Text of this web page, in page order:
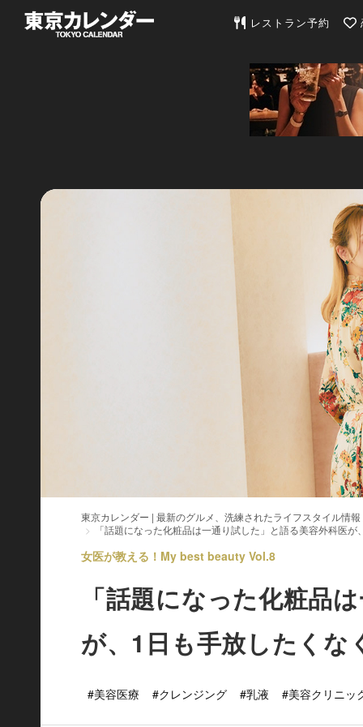
東京カレンダー | 最新
レストラン予約
東京カレンダー | 最新のグルメ、洗練されたライフスタイル情報
「話題になった化粧品は一通り試した」と語る美容外科医
女医が教える！My best beauty Vol.8
「話題になった化粧品
が、1日も手放したく
#美容医療 #クレンジング #乳液 #美容クリニッ